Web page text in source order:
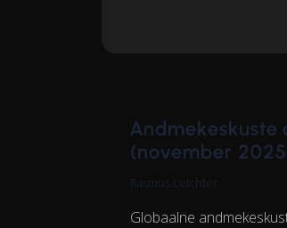
Andmekeskuste
(november
Rasmus Leichter
Globaalne